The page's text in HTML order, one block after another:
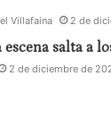
Deza y
Villafaina 2 de
escena salta a
2 de diciembre de